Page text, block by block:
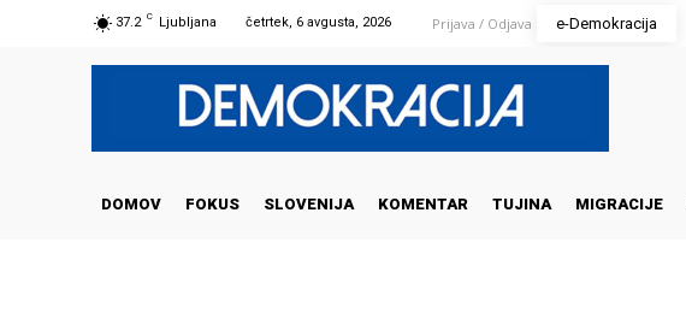
37.2 C Ljubljana četrtek, 6 avgusta, 2026 Prijava / Odjava e-Demokracija
DOMOV FOKUS SLOVENIJA KOMENTAR TUJINA MIGRACIJE